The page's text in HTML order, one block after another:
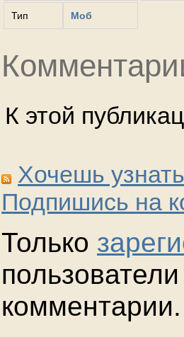
Тип Моб
К этой
Хочешь
Подпишись на
Только
комментарии.